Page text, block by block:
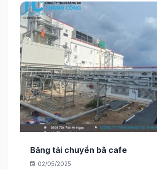
Băng tải chuyển bã cafe
02/05/2025